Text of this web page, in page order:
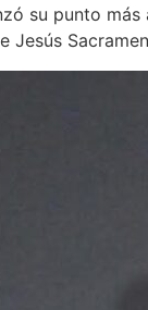
su punto
Jesús